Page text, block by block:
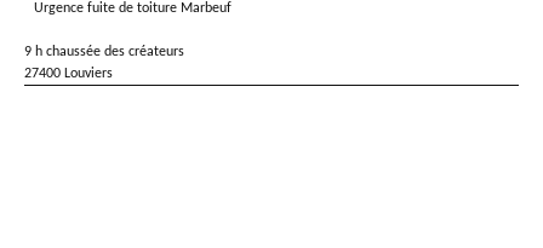
Urgence fuite de toiture Marbeuf
9 h chaussée des créateurs
27400 Louviers